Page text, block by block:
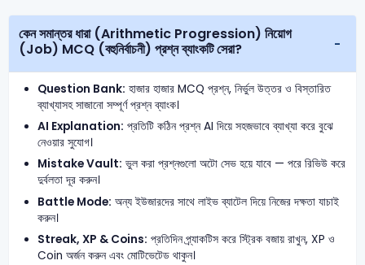
কেন সমান্তর ধারা (Arithmetic Progression) নিয়োগ
(Job) MCQ (বহুনির্বাচনী) প্রশ্ন ব্যাংকটি সেরা?
Question Bank: হাজার হাজার MCQ প্রশ্ন, নির্ভুল উত্তর ও বিস্তারিত
ব্যাখ্যাসহ সাজানো সম্পূর্ণ প্রশ্ন ব্যাংক।
AI Explanation: প্রতিটি কঠিন প্রশ্ন AI দিয়ে সহজভাবে ব্যাখ্যা করে বুঝে
নেওয়ার সুযোগ।
Mistake Vault: ভুল করা প্রশ্নগুলো অটো সেভ হয়ে যাবে — পরে রিভিউ করে
দুর্বলতা দূর করুন।
Battle Mode: অন্য ইউজারদের সাথে লাইভ ব্যাটেল দিয়ে নিজের দক্ষতা যাচাই
করুন।
Streak, XP & Coins: প্রতিদিন প্র্যাকটিস করে স্ট্রিক বজায় রাখুন, XP ও
Coin অর্জন করুন এবং মোটিভেটেড থাকুন।